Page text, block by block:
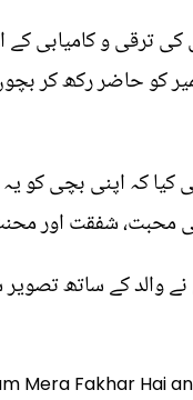
ترقی و کامیابی
کو حاضر رکھ کر
کیا کہ اپنی بچی کو
محبت، شفقت اور
والد کے ساتھ تصویر
Mera Fakhar Hai